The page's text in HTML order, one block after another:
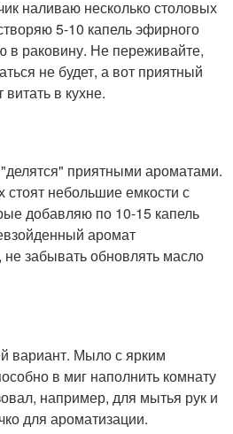
наливаю несколько столовых
5-10 капель эфирного
в раковину. Не переживайте,
не будет, а вот приятный
в кухне.
приятными ароматами.
небольшие емкости с
добавляю по 10-15 капель
аромат
не забывать обновлять масло
вариант. Мыло с ярким
в миг наполнить комнату
например, для мытья рук и
для ароматизации.